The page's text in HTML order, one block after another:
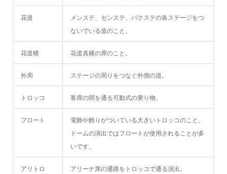
花道
メンステ、センステ、バクステの各ステージをつ
ないでいる道のこと。
花道横 花道真横の席のこと。
外周 ステージの周りをつなぐ外側の道。
トロッコ 客席の間を通る可動式の乗り物。
フロート
電飾や飾りがついている大きいトロッコのこと。
ドームの演出ではフロートが使用されることが多
いです。
アリトロ
アリーナ席の通路をトロッコで通る演出。